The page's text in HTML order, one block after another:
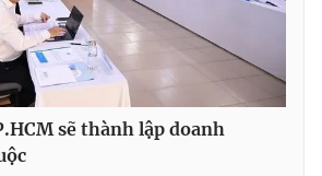
sẽ thành lập doanh